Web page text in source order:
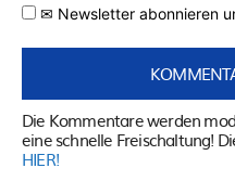
✉ Newsletter abonnieren
Die Kommentare werden
eine schnelle Freischaltung!
HIER!